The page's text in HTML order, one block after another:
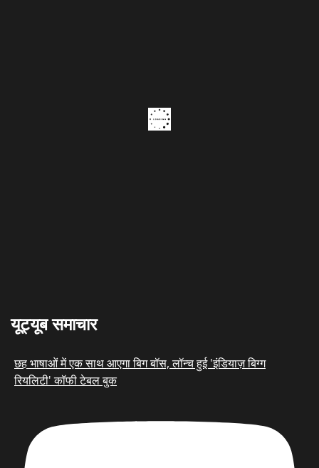
यूट्यूब समाचार
छह भाषाओं में एक साथ आएगा बिग बॉस, लॉन्च हुई 'इंडियाज़ बिग्ग
रियलिटी' कॉफी टेबल बुक